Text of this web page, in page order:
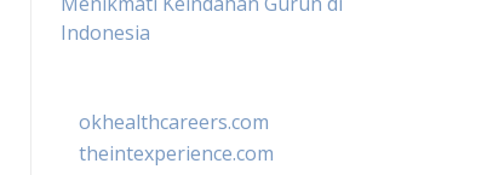
Indonesia
okhealthcareers.com
theintexperience.com